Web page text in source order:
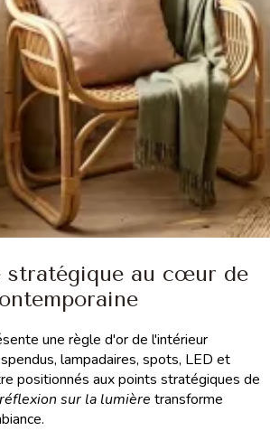
stratégique au cœur de
une règle d'or de l'intérieur
lampadaires, spots, LED et
positionnés aux points stratégiques de
réflexion sur la lumière transforme